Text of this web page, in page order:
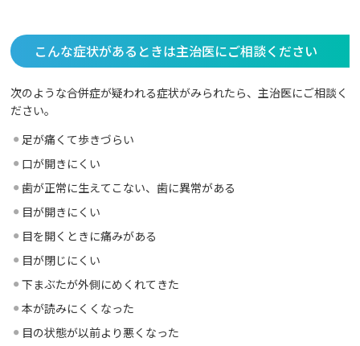
こんな症状があるときは主治医にご相談ください
次のような合併症が疑われる症状がみられたら、主治医にご相談く
ださい。
足が痛くて歩きづらい
口が開きにくい
歯が正常に生えてこない、歯に異常がある
目が開きにくい
目を開くときに痛みがある
目が閉じにくい
下まぶたが外側にめくれてきた
本が読みにくくなった
目の状態が以前より悪くなった